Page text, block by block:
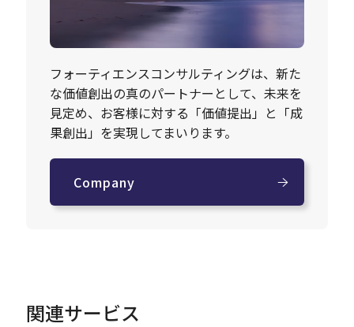
フォーティエンスコンサルティングは、新た
な価値創出の真のパートナーとして、未来を
見定め、お客様に対する「価値提出」と「成
果創出」を実現してまいります。
Company
関連サービス